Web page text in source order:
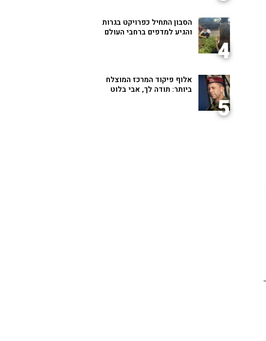
4
הסבון התחיל כפרויקט בגרות
והגיע למדפים ברחבי העולם
5
אלוף פיקוד המרכז המוצלח
ביותר: תודה לך, אבי בלוט